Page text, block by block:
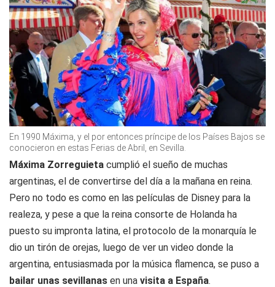
En 1990 Máxima, y el por entonces príncipe de los Países Bajos se
conocieron en estas Ferias de Abril, en Sevilla.
Máxima Zorreguieta cumplió el sueño de muchas
argentinas, el de convertirse del día a la mañana en reina.
Pero no todo es como en las películas de Disney para la
realeza, y pese a que la reina consorte de Holanda ha
puesto su impronta latina, el protocolo de la monarquía le
dio un tirón de orejas, luego de ver un video donde la
argentina, entusiasmada por la música flamenca, se puso a
bailar unas sevillanas en una visita a España.